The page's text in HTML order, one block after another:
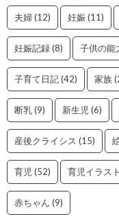
夫婦(12) 妊娠(11)
妊娠記録(8) 子供の能
子育て日記(42) 家族
断乳(9) 新生児(6)
産後クライシス (15)
育児(52) 育児イラスト
赤ちゃん (9)